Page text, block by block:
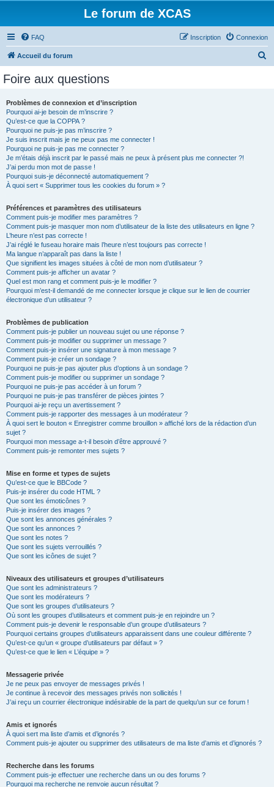
Le forum de XCAS
FAQ Connexion
Inscription
Accueil du forum
Foire aux questions
Problèmes de connexion et d’inscription
Pourquoi ai-je besoin de m’inscrire ?
Qu’est-ce que la COPPA ?
Pourquoi ne puis-je pas m’inscrire ?
Je suis inscrit mais je ne peux pas me connecter !
Pourquoi ne puis-je pas me connecter ?
Je m’étais déjà inscrit par le passé mais ne peux à présent plus me connecter ?!
J’ai perdu mon mot de passe !
Pourquoi suis-je déconnecté automatiquement ?
À quoi sert « Supprimer tous les cookies du forum » ?
Préférences et paramètres des utilisateurs
Comment puis-je modifier mes paramètres ?
Comment puis-je masquer mon nom d’utilisateur de la liste des utilisateurs en ligne ?
L’heure n’est pas correcte !
J’ai réglé le fuseau horaire mais l’heure n’est toujours pas correcte !
Ma langue n’apparaît pas dans la liste !
Que signifient les images situées à côté de mon nom d’utilisateur ?
Comment puis-je afficher un avatar ?
Quel est mon rang et comment puis-je le modifier ?
Pourquoi m’est-il demandé de me connecter lorsque je clique sur le lien de courrier
électronique d’un utilisateur ?
Problèmes de publication
Comment puis-je publier un nouveau sujet ou une réponse ?
Comment puis-je modifier ou supprimer un message ?
Comment puis-je insérer une signature à mon message ?
Comment puis-je créer un sondage ?
Pourquoi ne puis-je pas ajouter plus d’options à un sondage ?
Comment puis-je modifier ou supprimer un sondage ?
Pourquoi ne puis-je pas accéder à un forum ?
Pourquoi ne puis-je pas transférer de pièces jointes ?
Pourquoi ai-je reçu un avertissement ?
Comment puis-je rapporter des messages à un modérateur ?
À quoi sert le bouton « Enregistrer comme brouillon » affiché lors de la rédaction d’un
sujet ?
Pourquoi mon message a-t-il besoin d’être approuvé ?
Comment puis-je remonter mes sujets ?
Mise en forme et types de sujets
Qu’est-ce que le BBCode ?
Puis-je insérer du code HTML ?
Que sont les émoticônes ?
Puis-je insérer des images ?
Que sont les annonces générales ?
Que sont les annonces ?
Que sont les notes ?
Que sont les sujets verrouillés ?
Que sont les icônes de sujet ?
Niveaux des utilisateurs et groupes d’utilisateurs
Que sont les administrateurs ?
Que sont les modérateurs ?
Que sont les groupes d’utilisateurs ?
Où sont les groupes d’utilisateurs et comment puis-je en rejoindre un ?
Comment puis-je devenir le responsable d’un groupe d’utilisateurs ?
Pourquoi certains groupes d’utilisateurs apparaissent dans une couleur différente ?
Qu’est-ce qu’un « groupe d’utilisateurs par défaut » ?
Qu’est-ce que le lien « L’équipe » ?
Messagerie privée
Je ne peux pas envoyer de messages privés !
Je continue à recevoir des messages privés non sollicités !
J’ai reçu un courrier électronique indésirable de la part de quelqu’un sur ce forum !
Amis et ignorés
À quoi sert ma liste d’amis et d’ignorés ?
Comment puis-je ajouter ou supprimer des utilisateurs de ma liste d’amis et d’ignorés ?
Recherche dans les forums
Comment puis-je effectuer une recherche dans un ou des forums ?
Pourquoi ma recherche ne renvoie aucun résultat ?